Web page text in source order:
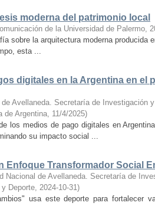
moderna del patrimonio local
de la Universidad de Palermo,
sobre la arquitectura moderna
esta ...
digitales en la Argentina en el
Avellaneda. Secretaría de
de Argentina, 11/4/2025)
los medios de pago digitales en
su impacto social ...
Enfoque Transformador Social
Nacional de Avellaneda. Secretaría de
Deporte, 2024-10-31)
usa este deporte para fortalecer